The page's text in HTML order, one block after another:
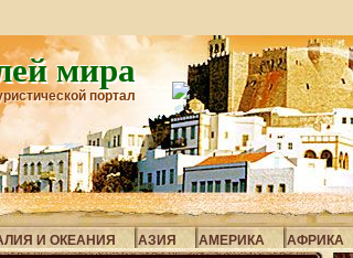
мира
портал
И ОКЕАНИЯ АЗИЯ АМЕРИКА АФРИКА